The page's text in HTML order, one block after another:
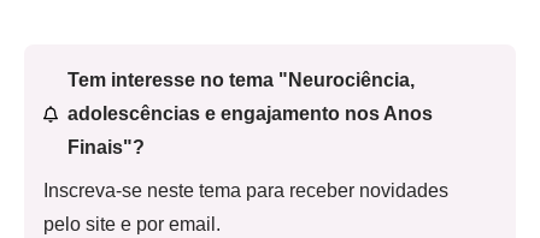
Tem interesse no tema "Neurociência,
adolescências e engajamento nos Anos
Finais"?
Inscreva-se neste tema para receber novidades
pelo site e por email.